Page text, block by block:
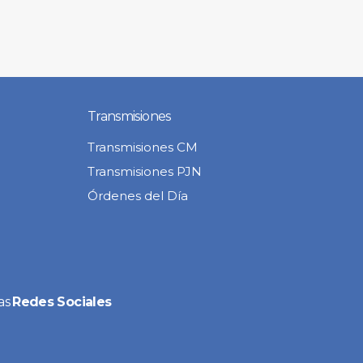
Transmisiones
Transmisiones CM
Transmisiones PJN
Órdenes del Día
Redes Sociales